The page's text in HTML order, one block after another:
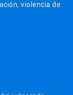
violencia de